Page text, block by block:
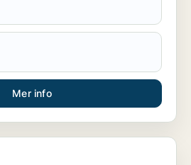
Mer info
lager, industrilokal, butik,